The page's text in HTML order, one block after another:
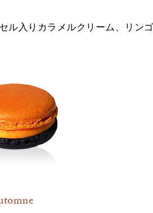
ル入りカラメルクリーム、リン